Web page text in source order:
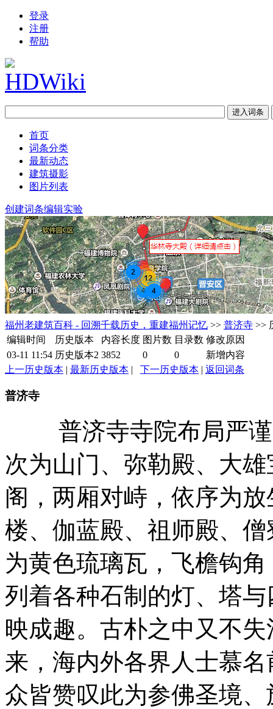
登录
注册
帮助
首页
词条分类
最新动态
建筑摄影
图片列表
创建词条编辑实验
福州老建筑百科 - 回溯千载历史，重建福州记忆 >> 普济寺 >>
编辑时间
历史版本 内容长度 图片数 目录数 修改原因
03-11 11:54 历史版本2 3852 0 0
新增内容
上一历史版本 | 最新历史版本 | 下一历史版本 | 返回词条
普济寺
普济寺寺院布局严谨
次为山门、弥勒殿、大
阁，两厢对峙，依序为
楼、伽蓝殿、祖师殿、
为黄色琉璃瓦，飞檐钩
列着各种石制的灯、塔
映成趣。古朴之中又不
来，海内外各界人士慕
众皆赞叹此为参佛圣境